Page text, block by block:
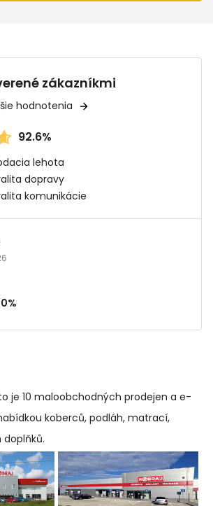
zákazníkmi
hodnotenia
92.6%
lehota
dopravy
komunikácie
je 10 maloobchodných prodejen a e-
koberců, podláh, matrací,
doplňků.